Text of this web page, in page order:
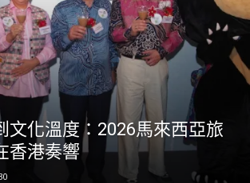
文化溫度：2026馬來西亞旅
香港奏響